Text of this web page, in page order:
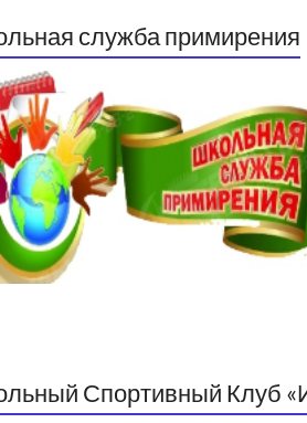
служба примирения
Спортивный Клуб